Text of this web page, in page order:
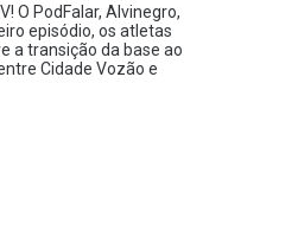
O PodFalar, Alvinegro,
episódio, os atletas
a transição da base ao
Cidade Vozão e